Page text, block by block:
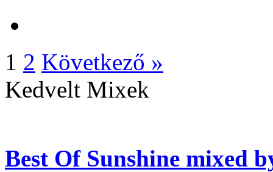
1 2 Következő »
Kedvelt Mixek
Best Of Sunshine mixed